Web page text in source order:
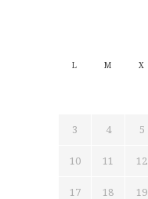
L M X
3 4 5
10 11 12
17 18 19